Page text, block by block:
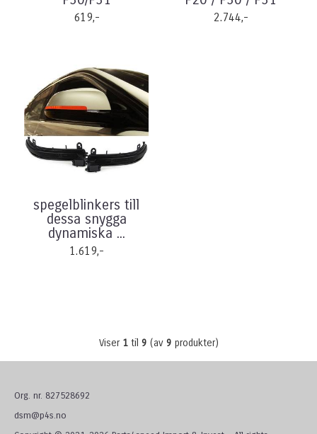
619,- 2.744,-
spegelblinkers till
dessa snygga
dynamiska ...
1.619,-
Viser 1til 9 (av 9 produkter)
Org. nr. 827528692
dsm@p4s.no